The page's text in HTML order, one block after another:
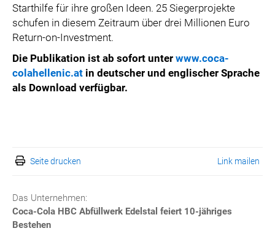
Starthilfe für ihre großen Ideen. 25 Siegerprojekte
schufen in diesem Zeitraum über drei Millionen Euro
Return-on-Investment.
Die Publikation ist ab sofort unter www.coca-
colahellenic.at in deutscher und englischer Sprache
als Download verfügbar.
Seite drucken Link mailen
Das Unternehmen:
Coca-Cola HBC Abfüllwerk Edelstal feiert 10-jähriges
Bestehen